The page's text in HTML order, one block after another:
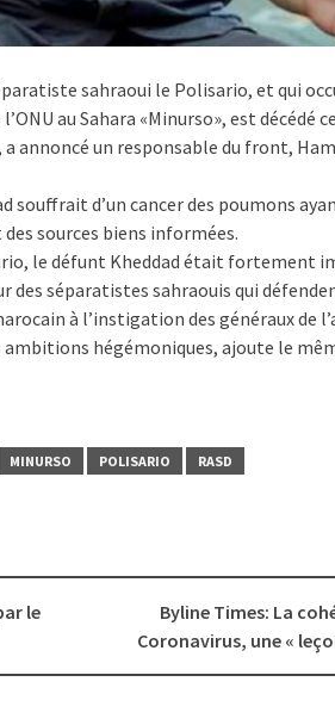
sahraoui le Polisario, et qui
au Sahara «Minurso», est décédé
annoncé un responsable du front,
souffrait d’un cancer des poumons
sources biens informées.
le défunt Kheddad était fortement
des séparatistes sahraouis qui
à l’instigation des généraux de
hégémoniques, ajoute le
MINURSO POLISARIO RASD
le
Byline Times: La
Coronavirus, une «